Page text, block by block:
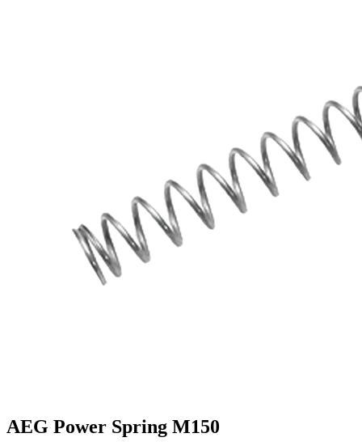
AEG Power Spring M150